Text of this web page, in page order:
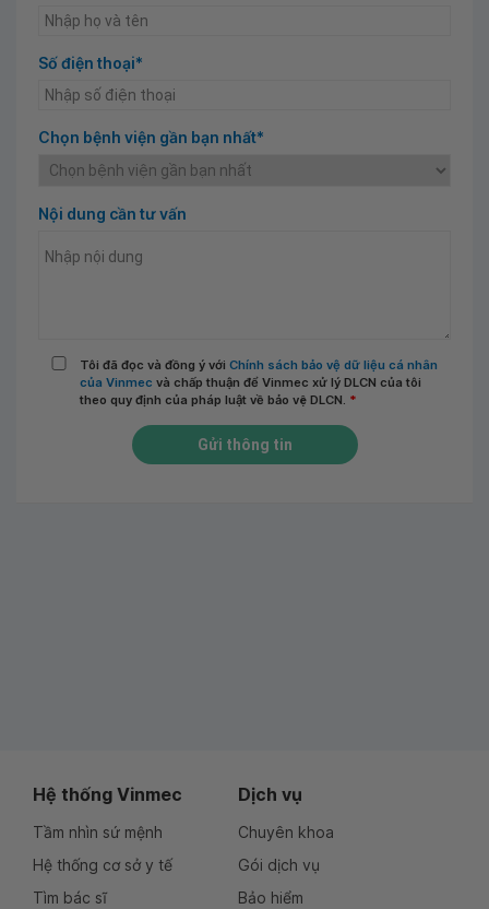
Số điện thoại*
Chọn bệnh viện gần bạn nhất*
Nội dung cần tư vấn
Tôi đã đọc và đồng ý với Chính sách bảo vệ dữ liệu cá nhân
của Vinmec và chấp thuận để Vinmec xử lý DLCN của tôi
theo quy định của pháp luật về bảo vệ DLCN. *
Gửi thông tin
Hệ thống Vinmec
Tầm nhìn sứ mệnh
Hệ thống cơ sở y tế
Tìm bác sĩ
Dịch vụ
Chuyên khoa
Gói dịch vụ
Bảo hiểm